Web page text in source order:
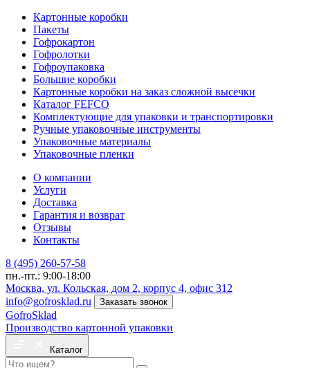
Картонные коробки
Пакеты
Гофрокартон
Гофролотки
Гофроупаковка
Большие коробки
Картонные коробки на заказ сложной высечки
Каталог FEFCO
Комплектующие для упаковки и транспортировки
Ручные упаковочные инструменты
Упаковочные материалы
Упаковочные пленки
О компании
Услуги
Доставка
Гарантия и возврат
Отзывы
Контакты
8 (495) 260-57-58
пн.-пт.: 9:00-18:00
Москва, ул. Кольская, дом 2, корпус 4, офис 312
info@gofrosklad.ru
Заказать звонок
GofroSklad
Производство картонной упаковки
Каталог